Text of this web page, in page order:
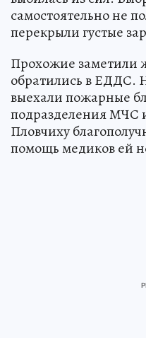
самостоятельно не
перекрыли густые
Прохожие заметили
обратились в ЕДДС.
выехали пожарные
подразделения МЧС
Пловчиху
помощь медиков ей